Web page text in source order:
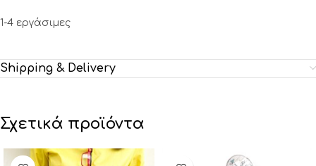
1-4 εργάσιμες
Shipping & Delivery
Σχετικά προϊόντα